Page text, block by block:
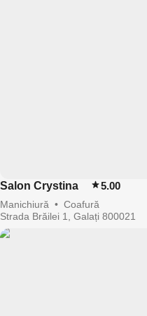
Salon Crystina 5.00
Manichiură • Coafură
Strada Brăilei 1, Galați 800021